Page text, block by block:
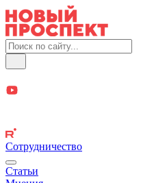
Сотрудничество
Статьи